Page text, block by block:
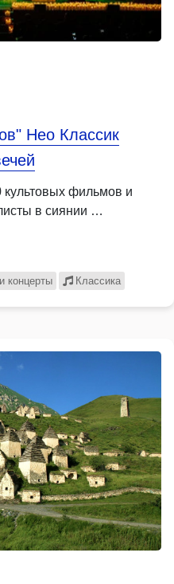
Нео Классик
культовых фильмов и
в сиянии …
концерты Классика